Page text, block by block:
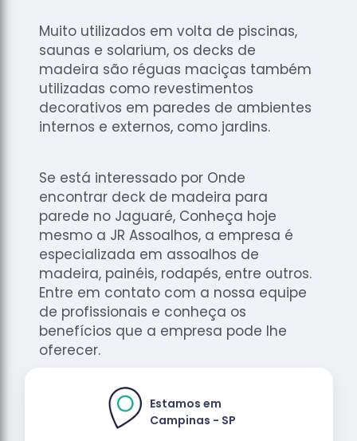
de Tacos
de
Madeiras
Raspagens
de Pisos
Tacos de
Muito utilizados em volta de piscinas,
saunas e solarium, os decks de
madeira são réguas maciças também
utilizadas como revestimentos
decorativos em paredes de ambientes
internos e externos, como jardins.
Se está interessado por Onde
encontrar deck de madeira para
parede no Jaguaré, Conheça hoje
mesmo a JR Assoalhos, a empresa é
especializada em assoalhos de
madeira, painéis, rodapés, entre outros.
Entre em contato com a nossa equipe
de profissionais e conheça os
benefícios que a empresa pode lhe
oferecer.
Estamos em
Campinas - SP